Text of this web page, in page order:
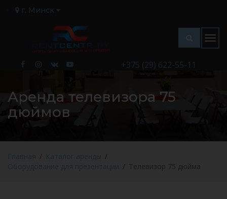
г. Минск
+375 (29) 622-55-11
Аренда телевизора 75
дюймов
Главная
Каталог аренды
Оборудование для презентации
Телевизор 75 дюйма